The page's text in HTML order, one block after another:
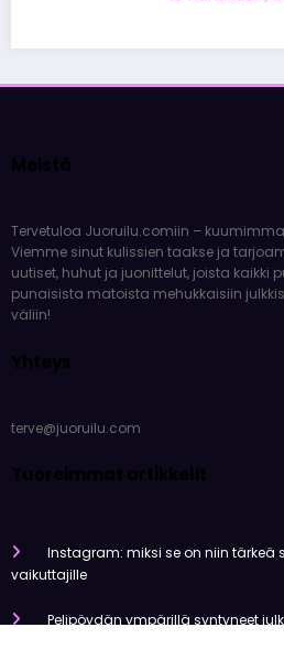
Meistä
Tervetuloa Juoruilu.comiin –
Viemme sinut kulissien taakse ja
uutiset, huhut ja juonittelut, joista kaikki
punaisista matoista mehukkaisiin
väliin!
Yhteys
terve@juoruilu.com
Tuoreimmat artikkelit
Instagram: miksi se on niin tärkeä
vaikuttajille
Pelipöydän ympärillä syntyneet